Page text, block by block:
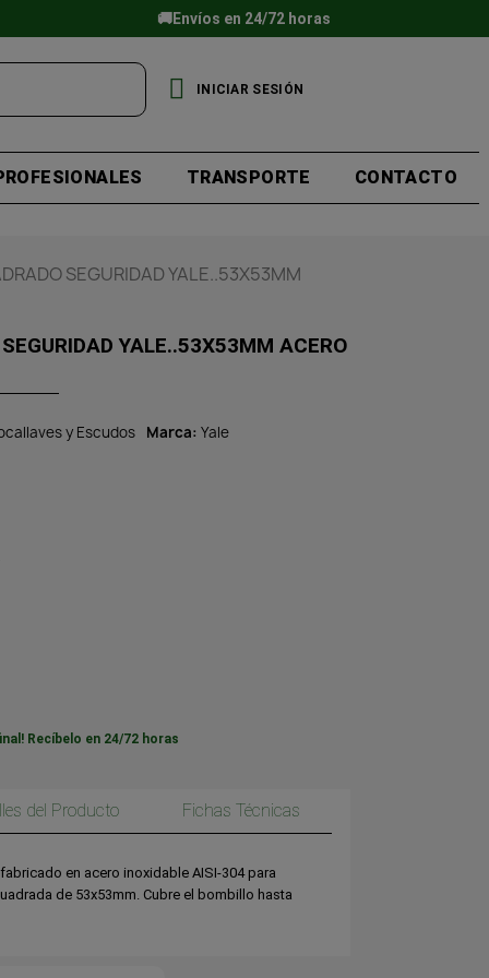
🚚Envíos en 24/72 horas
INICIAR SESIÓN
TRANSPORTE CONTACTO
SEGURIDAD YALE..53X53MM
YALE..53X53MM ACERO
y Escudos Marca Yale
Recíbelo en 24/72 horas
del Producto Fichas Técnicas
en acero inoxidable AISI-304 para
de 53x53mm. Cubre el bombillo hasta